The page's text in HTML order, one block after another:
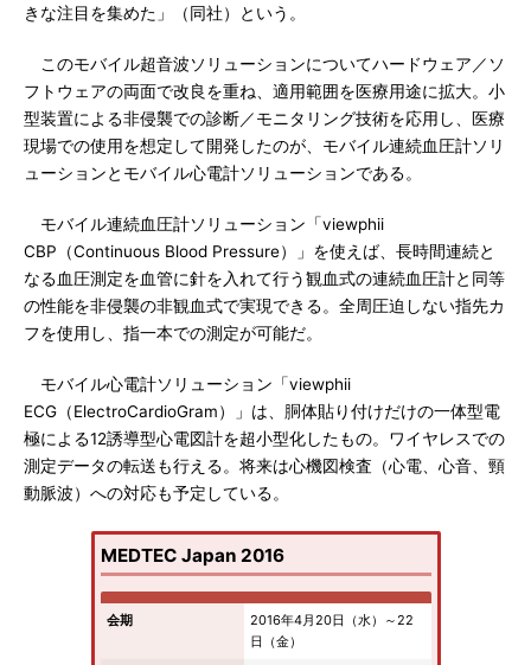
きな注目を集めた」（同社）という。
このモバイル超音波ソリューションについてハードウェア／ソ
フトウェアの両面で改良を重ね、適用範囲を医療用途に拡大。小
型装置による非侵襲での診断／モニタリング技術を応用し、医療
現場での使用を想定して開発したのが、モバイル連続血圧計ソリ
ューションとモバイル心電計ソリューションである。
モバイル連続血圧計ソリューション「viewphii
CBP（Continuous Blood Pressure）」を使えば、長時間連続と
なる血圧測定を血管に針を入れて行う観血式の連続血圧計と同等
の性能を非侵襲の非観血式で実現できる。全周圧迫しない指先カ
フを使用し、指一本での測定が可能だ。
モバイル心電計ソリューション「viewphii
ECG（ElectroCardioGram）」は、胴体貼り付けだけの一体型電
極による12誘導型心電図計を超小型化したもの。ワイヤレスでの
測定データの転送も行える。将来は心機図検査（心電、心音、頸
動脈波）への対応も予定している。
MEDTEC Japan 2016
会期
2016年4月20日（水）～22
日（金）